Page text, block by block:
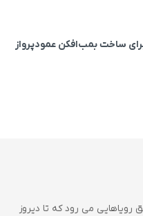
ساخت بمب‌افکن عمودپرواز
می رود که تا دیروز